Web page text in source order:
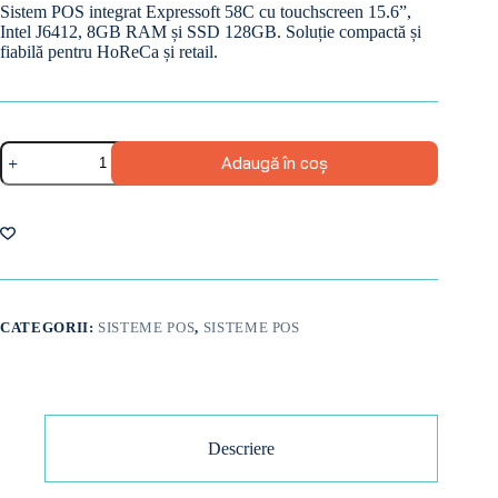
Sistem POS integrat Expressoft 58C cu touchscreen 15.6”,
Intel J6412, 8GB RAM și SSD 128GB. Soluție compactă și
fiabilă pentru HoReCa și retail.
Cantitate
Sistem
integrat
58C
-
Adaugă în coș
CATEGORII: SISTEME POS, SISTEME POS
Descriere